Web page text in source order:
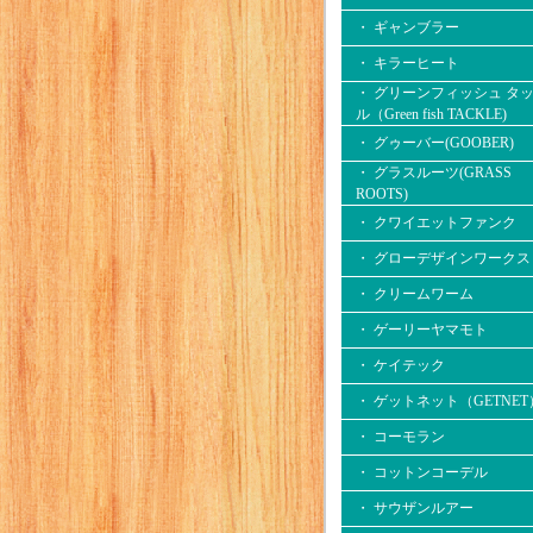
・ ギャンブラー
・ キラーヒート
・ グリーンフィッシュ タ
ル（Green fish TACKLE)
・ グゥーバー(GOOBER)
・ グラスルーツ(GRASS
ROOTS)
・ クワイエットファンク
・ グローデザインワークス
・ クリームワーム
・ ゲーリーヤマモト
・ ケイテック
・ ゲットネット（GETNET
・ コーモラン
・ コットンコーデル
・ サウザンルアー